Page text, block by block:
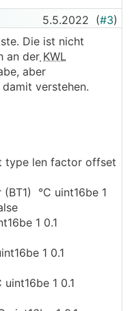
5.5.2022 (#3)
Die ist nicht
an der KWL
aber
verstehen.
type len factor offset
°C uint16be 1
1 0.1
1 0.1
1 0.1